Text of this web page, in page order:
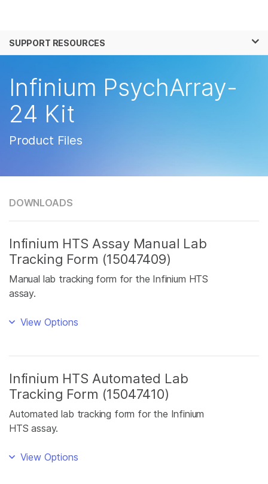
솔루션
회사
SUPPORT RESOURCES
Infinium PsychArray-
24 Kit
Product Files
DOWNLOADS
Infinium HTS Assay Manual Lab
Tracking Form (15047409)
Manual lab tracking form for the Infinium HTS
assay.
View Options
Infinium HTS Automated Lab
Tracking Form (15047410)
Automated lab tracking form for the Infinium
HTS assay.
View Options
보다 관련성이 높은 콘텐츠를 확인하실 수 있
습니다. 주요 관심 분야를 선택해 주세요:
암 연구
미생물학 연구
농업유전체학 연구
복합 질환 연구
임상 종양학 연구
생식 보건 연구